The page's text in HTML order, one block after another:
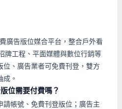
廣告版位媒合平台，整合戶外看
牌工程、平面媒體與數位行銷等
位、廣告業者可免費刊登，雙方
成。
位需要付費嗎？
請帳號、免費刊登版位；廣告主